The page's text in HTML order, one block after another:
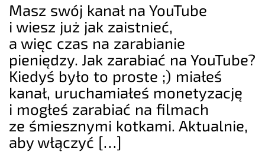
Masz swój kanał na YouTube
i wiesz już jak zaistnieć,
a więc czas na zarabianie
pieniędzy. Jak zarabiać na YouTube?
Kiedyś było to proste ;) miałeś
kanał, uruchamiałeś monetyzację
i mogłeś zarabiać na filmach
ze śmiesznymi kotkami. Aktualnie,
aby włączyć […]